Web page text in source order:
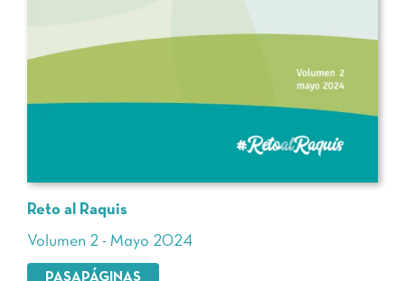
Reto al Raquis
Volumen 2 - Mayo 2024
PASAPÁGINAS